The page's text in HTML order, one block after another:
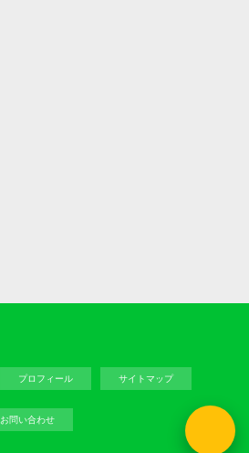
プロフィール サイトマップ
お問い合わせ